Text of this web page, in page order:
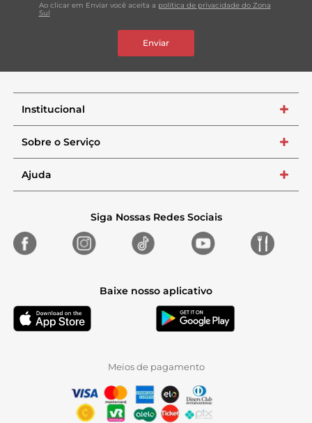
Ao clicar em Enviar você aceita a política de privacidade do Zona
Sul
Enviar
Institucional +
Sobre o Serviço +
Ajuda +
Siga Nossas Redes Sociais
Baixe nosso aplicativo
Meios de pagamento